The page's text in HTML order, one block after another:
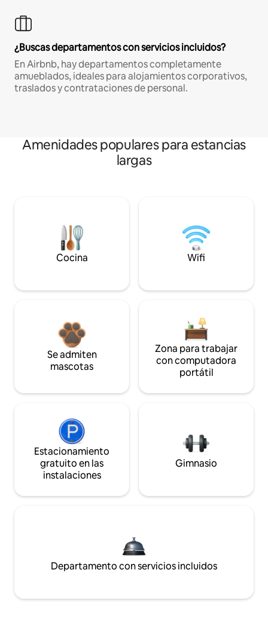
¿Buscas departamentos con servicios incluidos?
En Airbnb, hay departamentos completamente
amueblados, ideales para alojamientos corporativos,
traslados y contrataciones de personal.
Amenidades populares para estancias
largas
Cocina Wifi
Se admiten
mascotas
Zona para trabajar
con computadora
portátil
Estacionamiento
gratuito en las
instalaciones
Gimnasio
Departamento con servicios incluidos